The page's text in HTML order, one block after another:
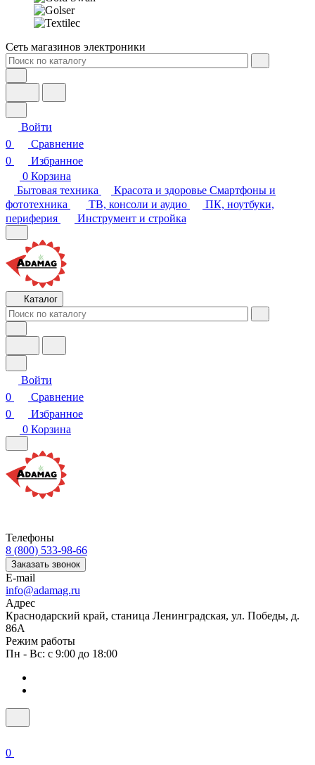
Сеть магазинов электроники
Сравнение
0
Избранное
Корзина
Бытовая техника
фототехника
ТВ, консоли и аудио
ПК, ноутбуки,
периферия
Инструмент и стройка
Каталог
Сравнение
0
Избранное
Корзина
8 (800) 533-98-66
Заказать звонок
E-mail
info@adamag.ru
Адрес
Краснодарский край, станица Ленинградская, ул. Победы, д.
86А
Режим работы
Пн - Вс: с 9:00 до 18:00
0